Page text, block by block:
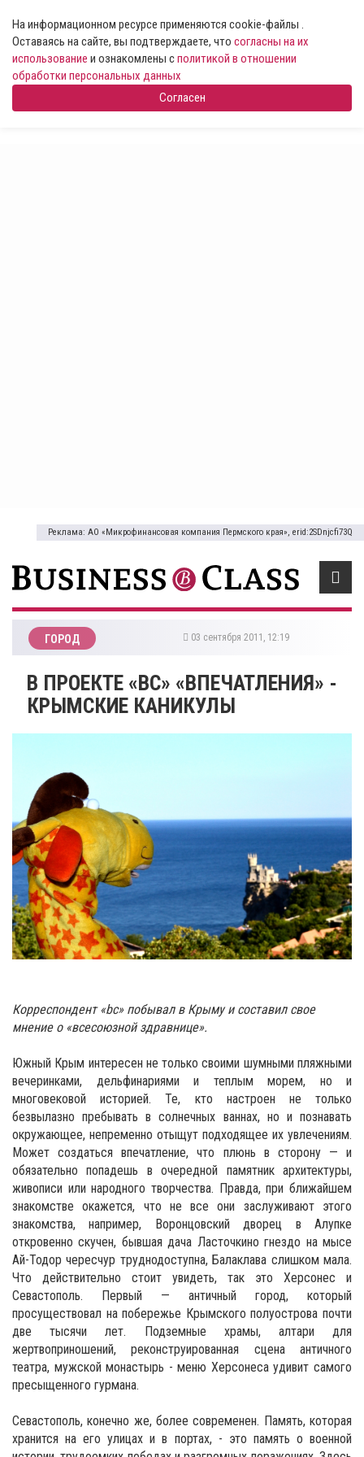
На информационном ресурсе применяются cookie-файлы .
Оставаясь на сайте, вы подтверждаете, что согласны на их
использование и ознакомлены сполитикой в отношении
обработки персональных данных
Согласен
Реклама: АО «Микрофинансовая компания Пермского края», erid:2SDnjcfi73Q
ГОРОД 03 сентября 2011, 12:19
В ПРОЕКТЕ «BC» «ВПЕЧАТЛЕНИЯ» -
КРЫМСКИЕ КАНИКУЛЫ
Корреспондент «bc» побывал в Крыму и составил свое
мнение о «всесоюзной здравнице».
Южный Крым интересен не только своими шумными пляжными
вечеринками, дельфинариями и теплым морем, но и
многовековой историей. Те, кто настроен не только
безвылазно пребывать в солнечных ваннах, но и познавать
окружающее, непременно отыщут подходящее их увлечениям.
Может создаться впечатление, что плюнь в сторону — и
обязательно попадешь в очередной памятник архитектуры,
живописи или народного творчества. Правда, при ближайшем
знакомстве окажется, что не все они заслуживают этого
знакомства, например, Воронцовский дворец в Алупке
откровенно скучен, бывшая дача Ласточкино гнездо на мысе
Ай-Тодор чересчур труднодоступна, Балаклава слишком мала.
Что действительно стоит увидеть, так это Херсонес и
Севастополь. Первый — античный город, который
просуществовал на побережье Крымского полуострова почти
две тысячи лет. Подземные храмы, алтари для
жертвоприношений, реконструированная сцена античного
театра, мужской монастырь - меню Херсонеса удивит самого
пресыщенного гурмана.
Севастополь, конечно же, более современен. Память, которая
хранится на его улицах и в портах, - это память о военной